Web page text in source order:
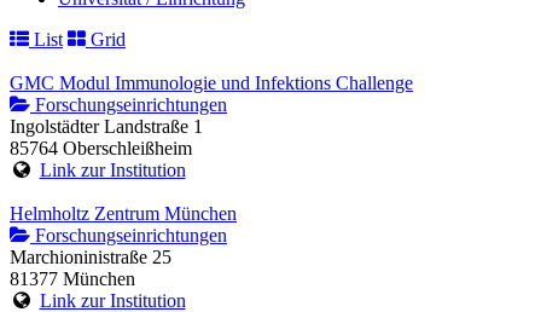
List
Grid
GMC Modul Immunologie und Infektions Challenge
Forschungseinrichtungen
Ingolstädter Landstraße 1
85764 Oberschleißheim
Link zur Institution
Helmholtz Zentrum München
Forschungseinrichtungen
Marchioninistraße 25
81377 München
Link zur Institution